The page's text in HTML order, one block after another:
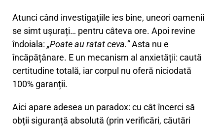
Atunci când investigațiile ies bine, uneori oamenii
se simt ușurați… pentru câteva ore. Apoi revine
îndoiala: „Poate au ratat ceva.”Asta nu e
încăpățânare. E un mecanism al anxietății: caută
certitudine totală, iar corpul nu oferă niciodată
100% garanții.
Aici apare adesea un paradox: cu cât încerci să
obții siguranță absolută (prin verificări, căutări